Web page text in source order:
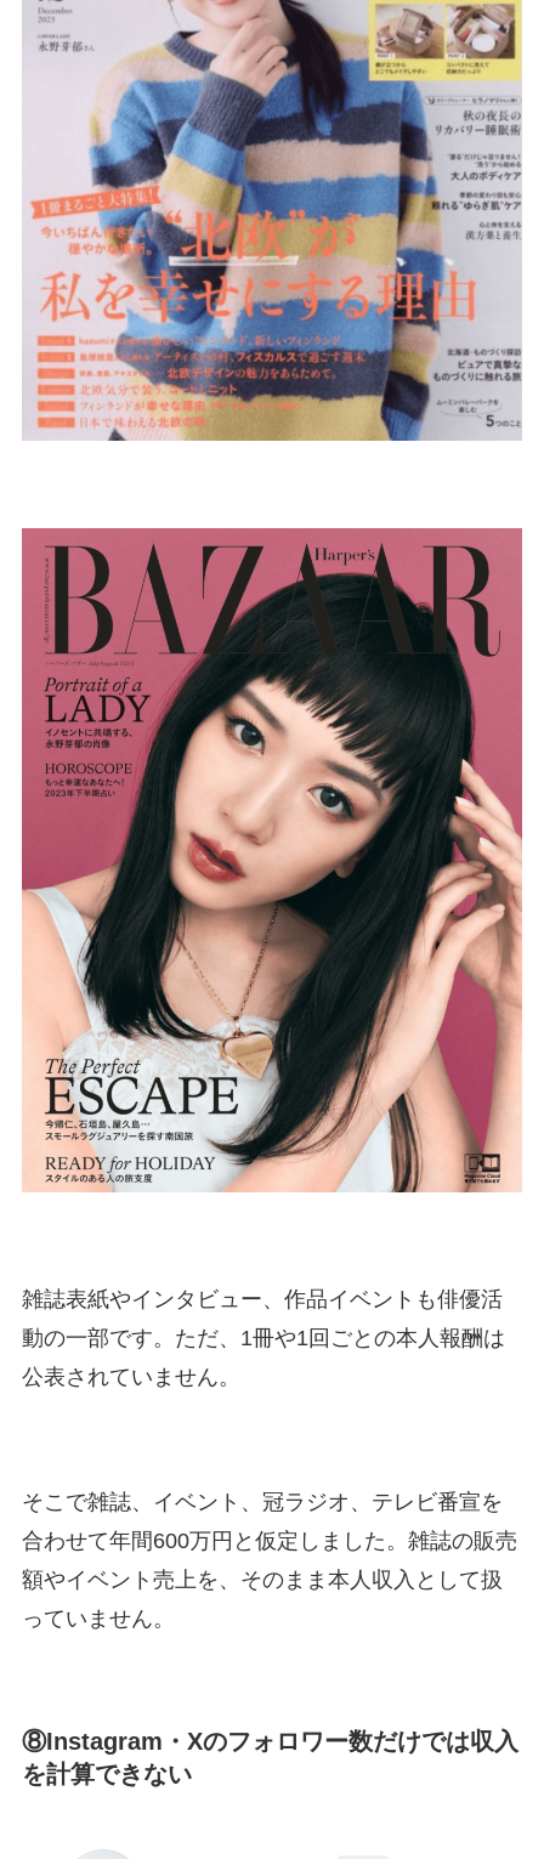
雑誌表紙やインタビュー、作品イベントも俳優活
動の一部です。ただ、1冊や1回ごとの本人報酬は
公表されていません。
そこで雑誌、イベント、冠ラジオ、テレビ番宣を
合わせて年間600万円と仮定しました。雑誌の販売
額やイベント売上を、そのまま本人収入として扱
っていません。
⑧Instagram・Xのフォロワー数だけでは収入
を計算できない